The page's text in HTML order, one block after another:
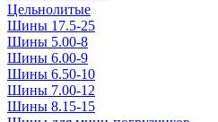
Цельнолитые
Шины 17.5-25
Шины 5.00-8
Шины 6.00-9
Шины 6.50-10
Шины 7.00-12
Шины 8.15-15